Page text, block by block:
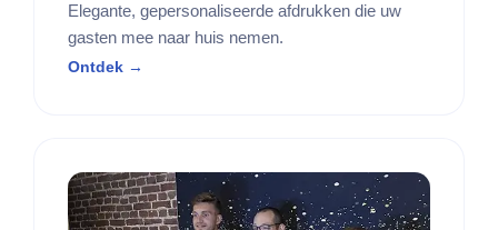
Elegante, gepersonaliseerde afdrukken die uw
gasten mee naar huis nemen.
Ontdek →